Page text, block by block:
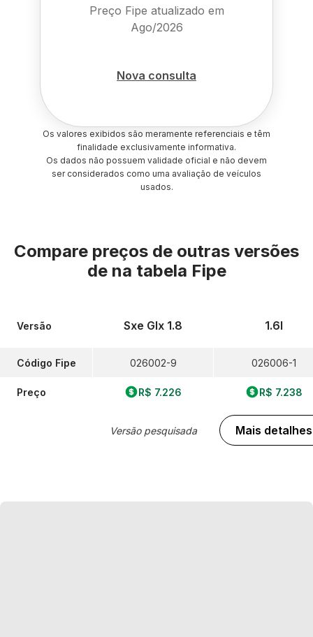
Preço Fipe atualizado em
Ago/2026
Nova consulta
Os valores exibidos são meramente referenciais e têm
finalidade exclusivamente informativa.
Os dados não possuem validade oficial e não devem
ser considerados como uma avaliação de veículos
usados.
Compare preços de outras versões
de na tabela Fipe
Versão
Código Fipe
Preço
Sxe Glx 1.8
026002-9
R$ 7.226
Versão pesquisada
1.6l
026006-1
R$ 7.238
Mais detalhes